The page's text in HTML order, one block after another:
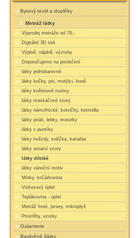
Bytový textil a doplňky
Metráž látky
Výprodej metráže od 79,-
Digitální 3D tisk
Výplně, náplně, výztuhy
Doporučujeme na povlečení
látky jednobarevné
látky kočky, psi, motýlci, koně
látky květinové motivy
látky maskáčové vzory
látky námořnické, kotvičky, kormidla
látky piráti, lebky, motorky
látky s puntíky
látky hvězdy, srdíčka, kanafas
látky ostatní vzory
látky dětské
látky vánoční motiv
Minky, kočárkovina
Viskozový úplet
Teplákovina - úplet
Metráž froté, jersey, mikroplyš
Prostřihy, vzorky
Galanterie
Bavlněné šátky